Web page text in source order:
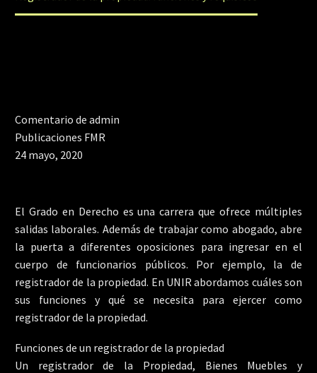
Comentario de admin
Publicaciones FMR
24 mayo, 2020
El Grado en Derecho es una carrera que ofrece múltiples
salidas laborales. Además de trabajar como abogado, abre
la puerta a diferentes oposiciones para ingresar en el
cuerpo de funcionarios públicos. Por ejemplo, la de
registrador de la propiedad. En UNIR abordamos cuáles son
sus funciones y qué se necesita para ejercer como
registrador de la propiedad.
Funciones de un registrador de la propiedad
Un registrador de la Propiedad, Bienes Muebles y